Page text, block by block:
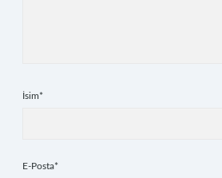
İsim*
E-Posta*